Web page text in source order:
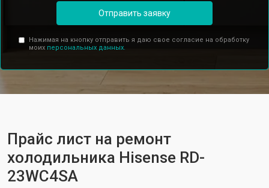
Отправить заявку
Нажимая на кнопку отправить я даю свое согласие на обработку
моих персональных данных.
Прайс лист на ремонт
холодильника Hisense RD-
23WC4SA